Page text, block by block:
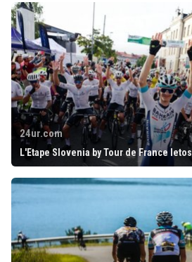
24ur.com
L'Etape Slovenia by Tour de France